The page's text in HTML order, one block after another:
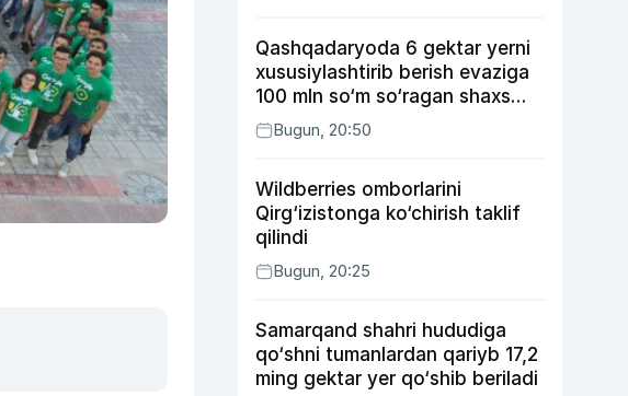
Qashqadaryoda 6 gektar yerni
xususiylashtirib berish evaziga
100 mln so‘m so‘ragan shaxs
ushlandi
Bugun, 20:50
Wildberries omborlarini
Qirg‘izistonga ko‘chirish taklif
qilindi
Bugun, 20:25
Samarqand shahri hududiga
qo‘shni tumanlardan qariyb 17,2
ming gektar yer qo‘shib beriladi